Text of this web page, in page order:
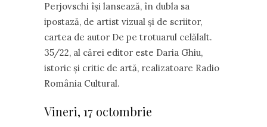
Perjovschi îşi lansează, în dubla sa
ipostază, de artist vizual și de scriitor,
cartea de autor De pe trotuarul celălalt.
35/22, al cărei editor este Daria Ghiu,
istoric și critic de artă, realizatoare Radio
România Cultural.
Vineri, 17 octombrie